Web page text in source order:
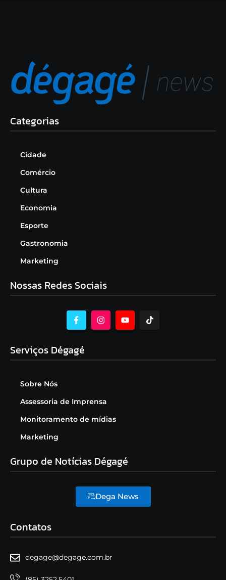
Categorias
Cidade
Comércio
Cultura
Economia
Esporte
Gastronomia
Marketing
Nossas Redes Sociais
Serviços Dégagé
Sobre Nós
Assessoria de Imprensa
Monitoramento de mídias
Marketing
Grupo de Notícias Dégagé
Dega News
Contatos
degage@degage.com.br